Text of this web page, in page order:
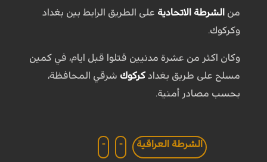
من الشرطة الاتحادية على الطريق الرابط بين بغداد
وكركوك.
وكان اكثر من عشرة مدنيين قتلوا قبل ايام، في كمين
مسلح على طريق بغداد كركوك شرقي المحافظة،
بحسب مصادر أمنية.
الشرطة العراقية -
-